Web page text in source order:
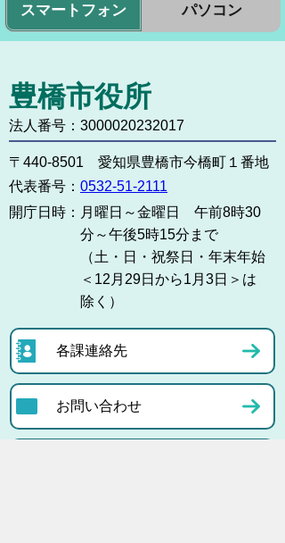
スマートフォン パソコン
豊橋市役所
法人番号：3000020232017
〒440-8501 愛知県豊橋市今橋町１番地
代表番号： 0532-51-2111
開庁日時： 月曜日～金曜日 午前8時30
分～午後5時15分まで
（土・日・祝祭日・年末年始
＜12月29日から1月3日＞は
除く）
各課連絡先
お問い合わせ